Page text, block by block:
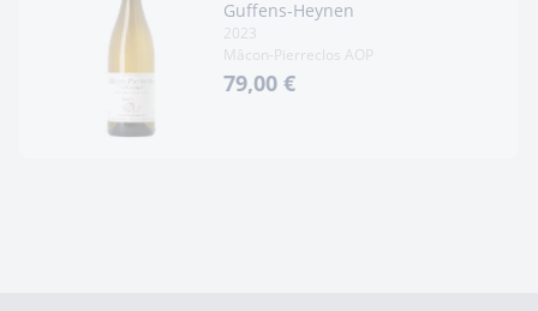
Guffens-Heynen
2023
Mâcon-Pierreclos AOP
79,00 €